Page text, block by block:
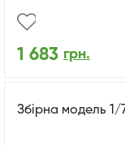
1 683 грн.
Збірна модель 1/